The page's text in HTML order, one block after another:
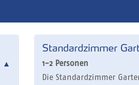
▲
Standardzimmer
1-2 Personen
Die Standardzimmer